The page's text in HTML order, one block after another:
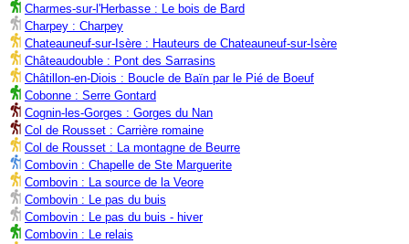
Charmes-sur-l'Herbasse : Le bois de Bard
Charpey : Charpey
Chateauneuf-sur-Isère : Hauteurs de Chateauneuf-sur-Isère
Châteaudouble : Pont des Sarrasins
Châtillon-en-Diois : Boucle de Baïn par le Pié de Boeuf
Cobonne : Serre Gontard
Cognin-les-Gorges : Gorges du Nan
Col de Rousset : Carrière romaine
Col de Rousset : La montagne de Beurre
Combovin : Chapelle de Ste Marguerite
Combovin : La source de la Veore
Combovin : Le pas du buis
Combovin : Le pas du buis - hiver
Combovin : Le relais